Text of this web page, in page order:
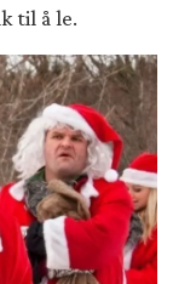
til å le.